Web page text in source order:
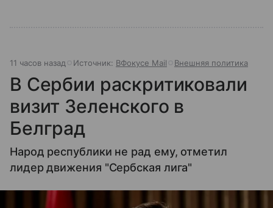
11 часов назад Источник: ВФокусе Mail Внешняя политика
В Сербии раскритиковали
визит Зеленского в
Белград
Народ республики не рад ему, отметил
лидер движения "Сербская лига"